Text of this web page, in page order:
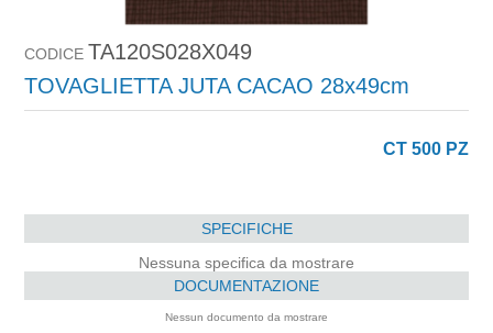
CODICE TA120S028X049
TOVAGLIETTA JUTA CACAO 28x49cm
CT 500 PZ
SPECIFICHE
Nessuna specifica da mostrare
DOCUMENTAZIONE
Nessun documento da mostrare